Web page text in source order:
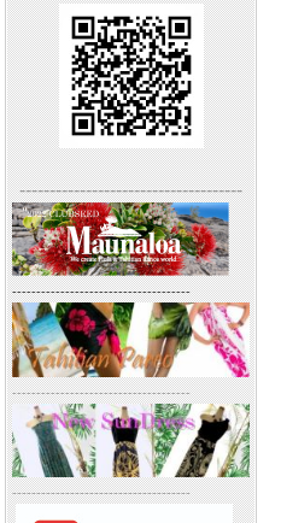
-------------------------------------
-------------------------------------
-------------------------------------
-------------------------------------